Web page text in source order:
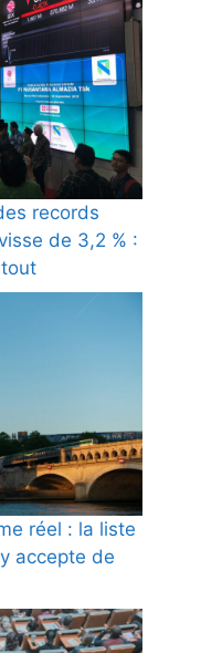
records
de 3,2 % :
réel : la liste
accepte de